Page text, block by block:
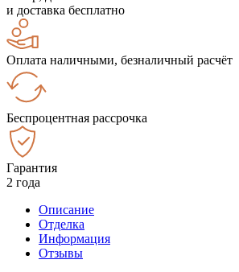
и доставка бесплатно
Оплата наличными, безналичный расчёт
Беспроцентная рассрочка
Гарантия
2 года
Описание
Отделка
Информация
Отзывы